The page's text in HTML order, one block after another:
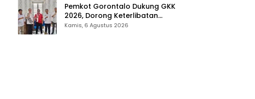
Pemkot Gorontalo Dukung GKK
2026, Dorong Keterlibatan
UMKM dan Ekraf Lokal
Kamis, 6 Agustus 2026